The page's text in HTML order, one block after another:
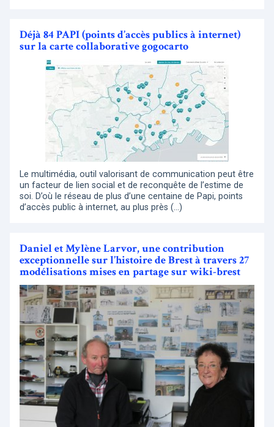
Déjà 84 PAPI (points d’accès publics à internet)
sur la carte collaborative gogocarto
Le multimédia, outil valorisant de communication peut être
un facteur de lien social et de reconquête de l’estime de
soi. D’où le réseau de plus d’une centaine de Papi, points
d’accès public à internet, au plus près (…)
Daniel et Mylène Larvor, une contribution
exceptionnelle sur l’histoire de Brest à travers 27
modélisations mises en partage sur wiki-brest